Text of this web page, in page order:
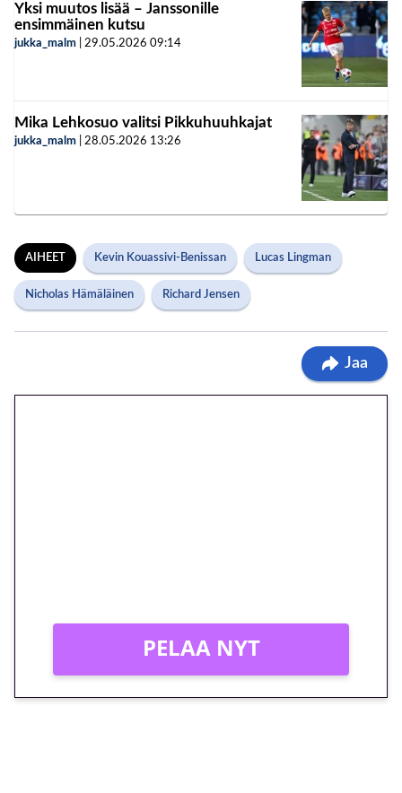
Yksi muutos lisää – Janssonille
ensimmäinen kutsu
jukka_malm 29.05.2026 09:14
Mika Lehkosuo valitsi Pikkuhuuhkajat
jukka_malm 28.05.2026 13:26
AIHEET Kevin Kouassivi-Benissan Lucas Lingman
Nicholas Hämäläinen Richard Jensen
Jaa
PELAA NYT